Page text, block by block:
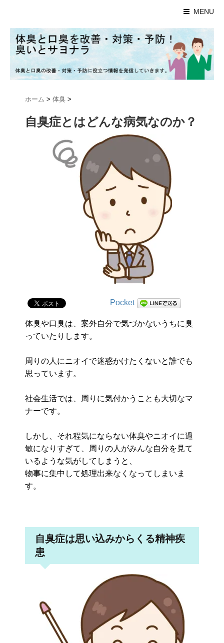
MENU
ホーム > 体臭 >
自臭症とはどんな病気なのか？
Pocket
体臭や口臭は、案外自分で気づかないうちに臭
っていたりします。
周りの人にニオイで迷惑かけたくないと誰でも
思っています。
社会生活では、周りに気付かうことも大切なマ
ナーです。
しかし、それ程気にならない体臭やニオイに過
敏になりすぎて、周りの人がみんな自分を見て
いるような気がしてしまうと、
物事に集中して処理出来なくなってしまいま
す。
自臭症は思い込みからくる精神疾
患